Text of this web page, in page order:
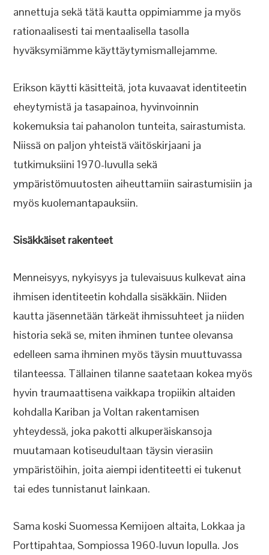
annettuja sekä tätä kautta oppimiamme ja myös
rationaalisesti tai mentaalisella tasolla
hyväksymiämme käyttäytymismallejamme.
Erikson käytti käsitteitä, jota kuvaavat identiteetin
eheytymistä ja tasapainoa, hyvinvoinnin
kokemuksia tai pahanolon tunteita, sairastumista.
Niissä on paljon yhteistä väitöskirjaani ja
tutkimuksiini 1970-luvulla sekä
ympäristömuutosten aiheuttamiin sairastumisiin ja
myös kuolemantapauksiin.
Sisäkkäiset rakenteet
Menneisyys, nykyisyys ja tulevaisuus kulkevat aina
ihmisen identiteetin kohdalla sisäkkäin. Niiden
kautta jäsennetään tärkeät ihmissuhteet ja niiden
historia sekä se, miten ihminen tuntee olevansa
edelleen sama ihminen myös täysin muuttuvassa
tilanteessa. Tällainen tilanne saatetaan kokea myös
hyvin traumaattisena vaikkapa tropiikin altaiden
kohdalla Kariban ja Voltan rakentamisen
yhteydessä, joka pakotti alkuperäiskansoja
muutamaan kotiseudultaan täysin vierasiin
ympäristöihin, joita aiempi identiteetti ei tukenut
tai edes tunnistanut lainkaan.
Sama koski Suomessa Kemijoen altaita, Lokkaa ja
Porttipahtaa, Sompiossa 1960-luvun lopulla. Jos